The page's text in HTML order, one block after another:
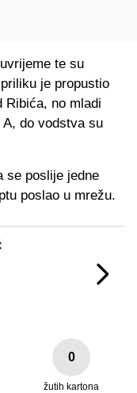
te su
je propustio
Ribića, no mladi
A, do vodstva su
se poslije jedne
poslao u mrežu.
0
žutih kartona